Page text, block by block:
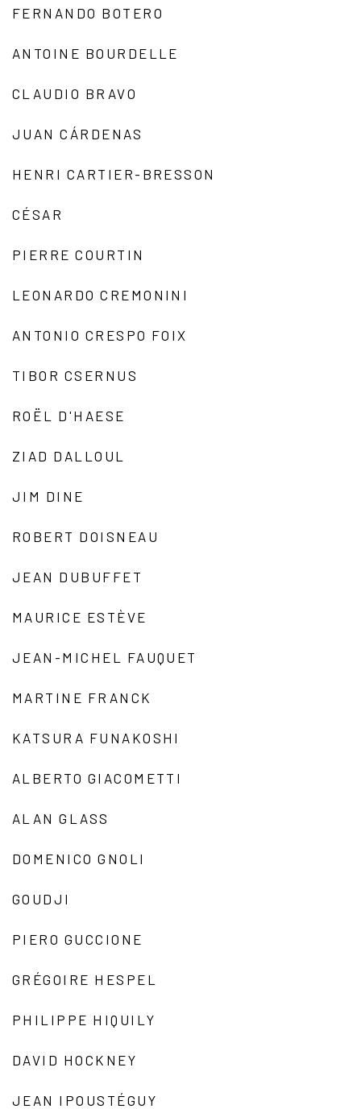
FERNANDO BOTERO
ANTOINE BOURDELLE
CLAUDIO BRAVO
JUAN CÁRDENAS
HENRI CARTIER-BRESSON
CÉSAR
PIERRE COURTIN
LEONARDO CREMONINI
ANTONIO CRESPO FOIX
TIBOR CSERNUS
ROËL D'HAESE
ZIAD DALLOUL
JIM DINE
ROBERT DOISNEAU
JEAN DUBUFFET
MAURICE ESTÈVE
JEAN-MICHEL FAUQUET
MARTINE FRANCK
KATSURA FUNAKOSHI
ALBERTO GIACOMETTI
ALAN GLASS
DOMENICO GNOLI
GOUDJI
PIERO GUCCIONE
GRÉGOIRE HESPEL
PHILIPPE HIQUILY
DAVID HOCKNEY
JEAN IPOUSTÉGUY